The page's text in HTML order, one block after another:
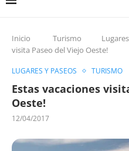
Inicio Turismo
visita Paseo del Viejo Oeste!
LUGARES Y PASEOS TURISMO
Estas vacaciones
Oeste!
12/04/2017